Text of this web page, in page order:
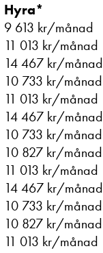
Hyra*
9 613 kr/månad
11 013 kr/månad
14 467 kr/månad
10 733 kr/månad
11 013 kr/månad
14 467 kr/månad
10 733 kr/månad
10 827 kr/månad
11 013 kr/månad
14 467 kr/månad
10 733 kr/månad
10 827 kr/månad
11 013 kr/månad